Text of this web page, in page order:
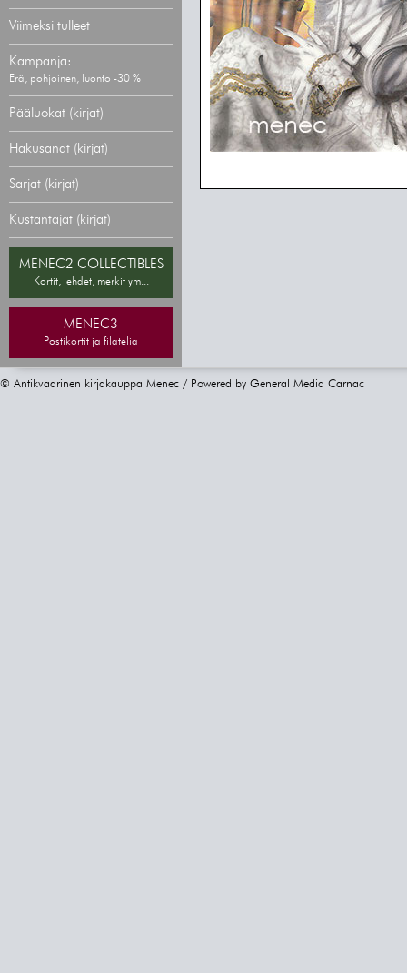
Viimeksi tulleet
Kampanja:
Erä, pohjoinen, luonto -30 %
Pääluokat (kirjat)
Hakusanat (kirjat)
Sarjat (kirjat)
Kustantajat (kirjat)
MENEC2 COLLECTIBLES
Kortit, lehdet, merkit ym...
MENEC3
Postikortit ja filatelia
© Antikvaarinen kirjakauppa Menec / Powered by General Media Carnac